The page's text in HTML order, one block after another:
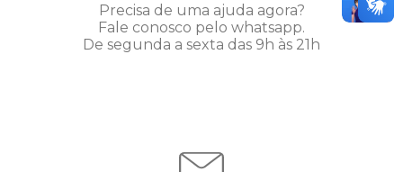
Precisa de uma ajuda agora?
Fale conosco pelo whatsapp.
De segunda a sexta das 9h às 21h